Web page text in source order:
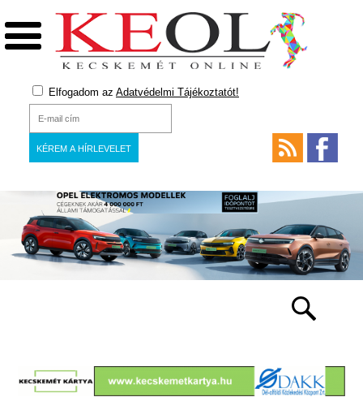
Elfogadom az Adatvédelmi Tájékoztatót!